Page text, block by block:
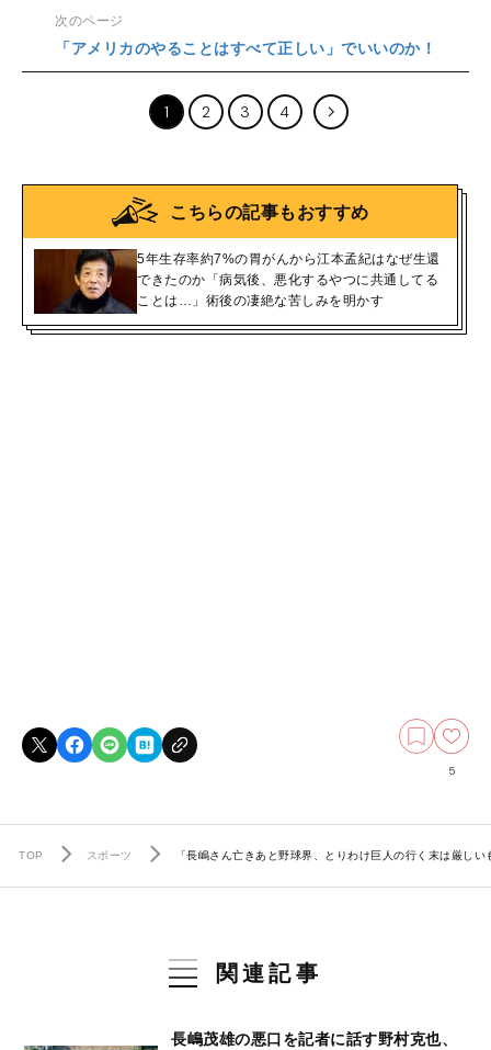
次のページ
「アメリカのやることはすべて正しい」でいいのか！
1 2 3 4
こちらの記事もおすすめ
5年生存率約7%の胃がんから江本孟紀はなぜ生還
できたのか「病気後、悪化するやつに共通してる
ことは…」術後の凄絶な苦しみを明かす
5
TOP スポーツ 「長嶋さん亡きあと野球界、とりわけ巨人の行く末は厳し
関連記事
長嶋茂雄の悪口を記者に話す野村克也、